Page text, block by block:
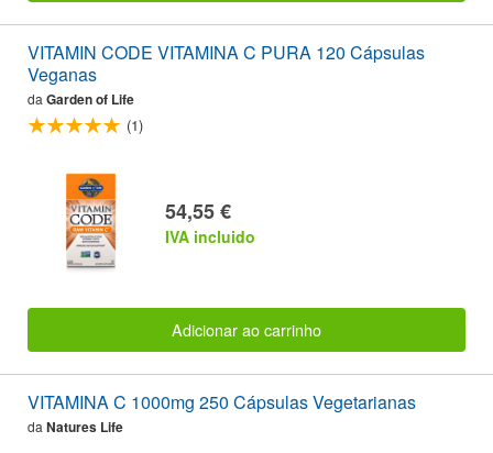
VITAMIN CODE VITAMINA C PURA 120 Cápsulas
Veganas
da Garden of Life
(1)
54,55 €
IVA incluido
Adicionar ao carrinho
VITAMINA C 1000mg 250 Cápsulas Vegetarianas
da Natures Life